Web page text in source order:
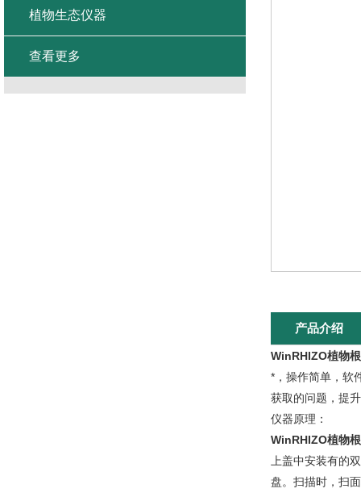
产品介绍
WinRHIZO植物
*，操作简单，软
获取的问题，提
仪器原理：
WinRHIZO植物
上盖中安装有的
盘。扫描时，扫
植物生态仪器
查看更多